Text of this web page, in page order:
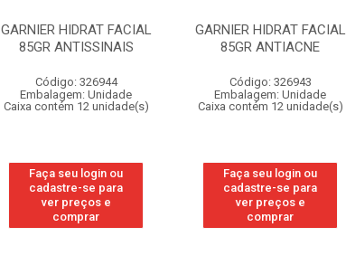
GARNIER HIDRAT FACIAL
85GR ANTISSINAIS
Código: 326944
Embalagem: Unidade
Caixa contém 12 unidade(s)
Faça seu login ou
cadastre-se para
ver preços e
comprar
GARNIER HIDRAT FACIAL
85GR ANTIACNE
Código: 326943
Embalagem: Unidade
Caixa contém 12 unidade(s)
Faça seu login ou
cadastre-se para
ver preços e
comprar